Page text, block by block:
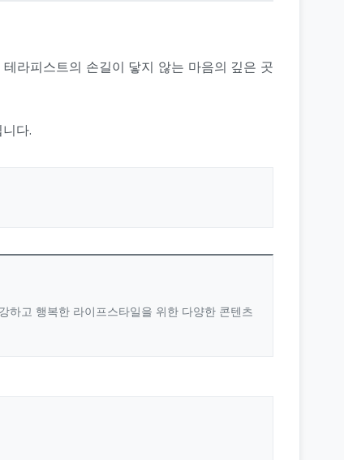
라피스트의 손길이 닿지 않는 마음의 깊은 곳
다.
하고 행복한 라이프스타일을 위한 다양한 콘텐츠